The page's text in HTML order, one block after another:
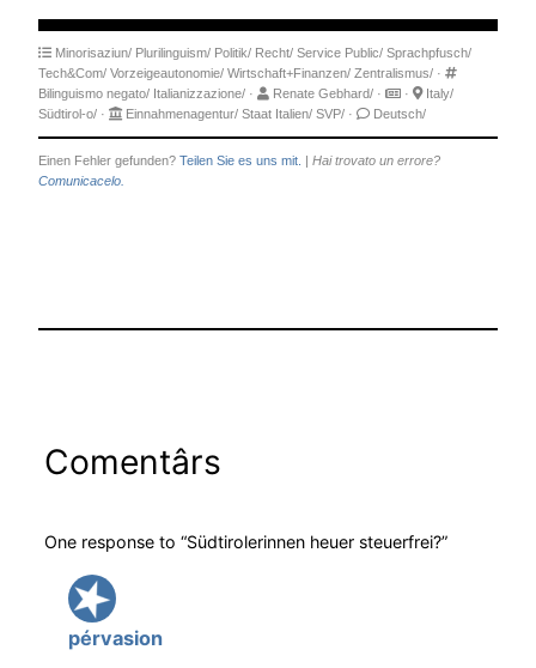
Minorisaziun/ Plurilinguism/ Politik/ Recht/ Service Public/ Sprachpfusch/
Tech&Com/ Vorzeigeautonomie/ Wirtschaft+Finanzen/ Zentralismus/ ·
Bilinguismo negato/ Italianizzazione/ · Renate Gebhard/ · ·
Italy/
Südtirol-o/ · Einnahmenagentur/ Staat Italien/ SVP/ · Deutsch/
Einen Fehler gefunden? Teilen Sie es uns mit.
Hai trovato un errore?
Comunicacelo.
Comentârs
One response to “Südtirolerinnen heuer steuerfrei?”
pérvasion